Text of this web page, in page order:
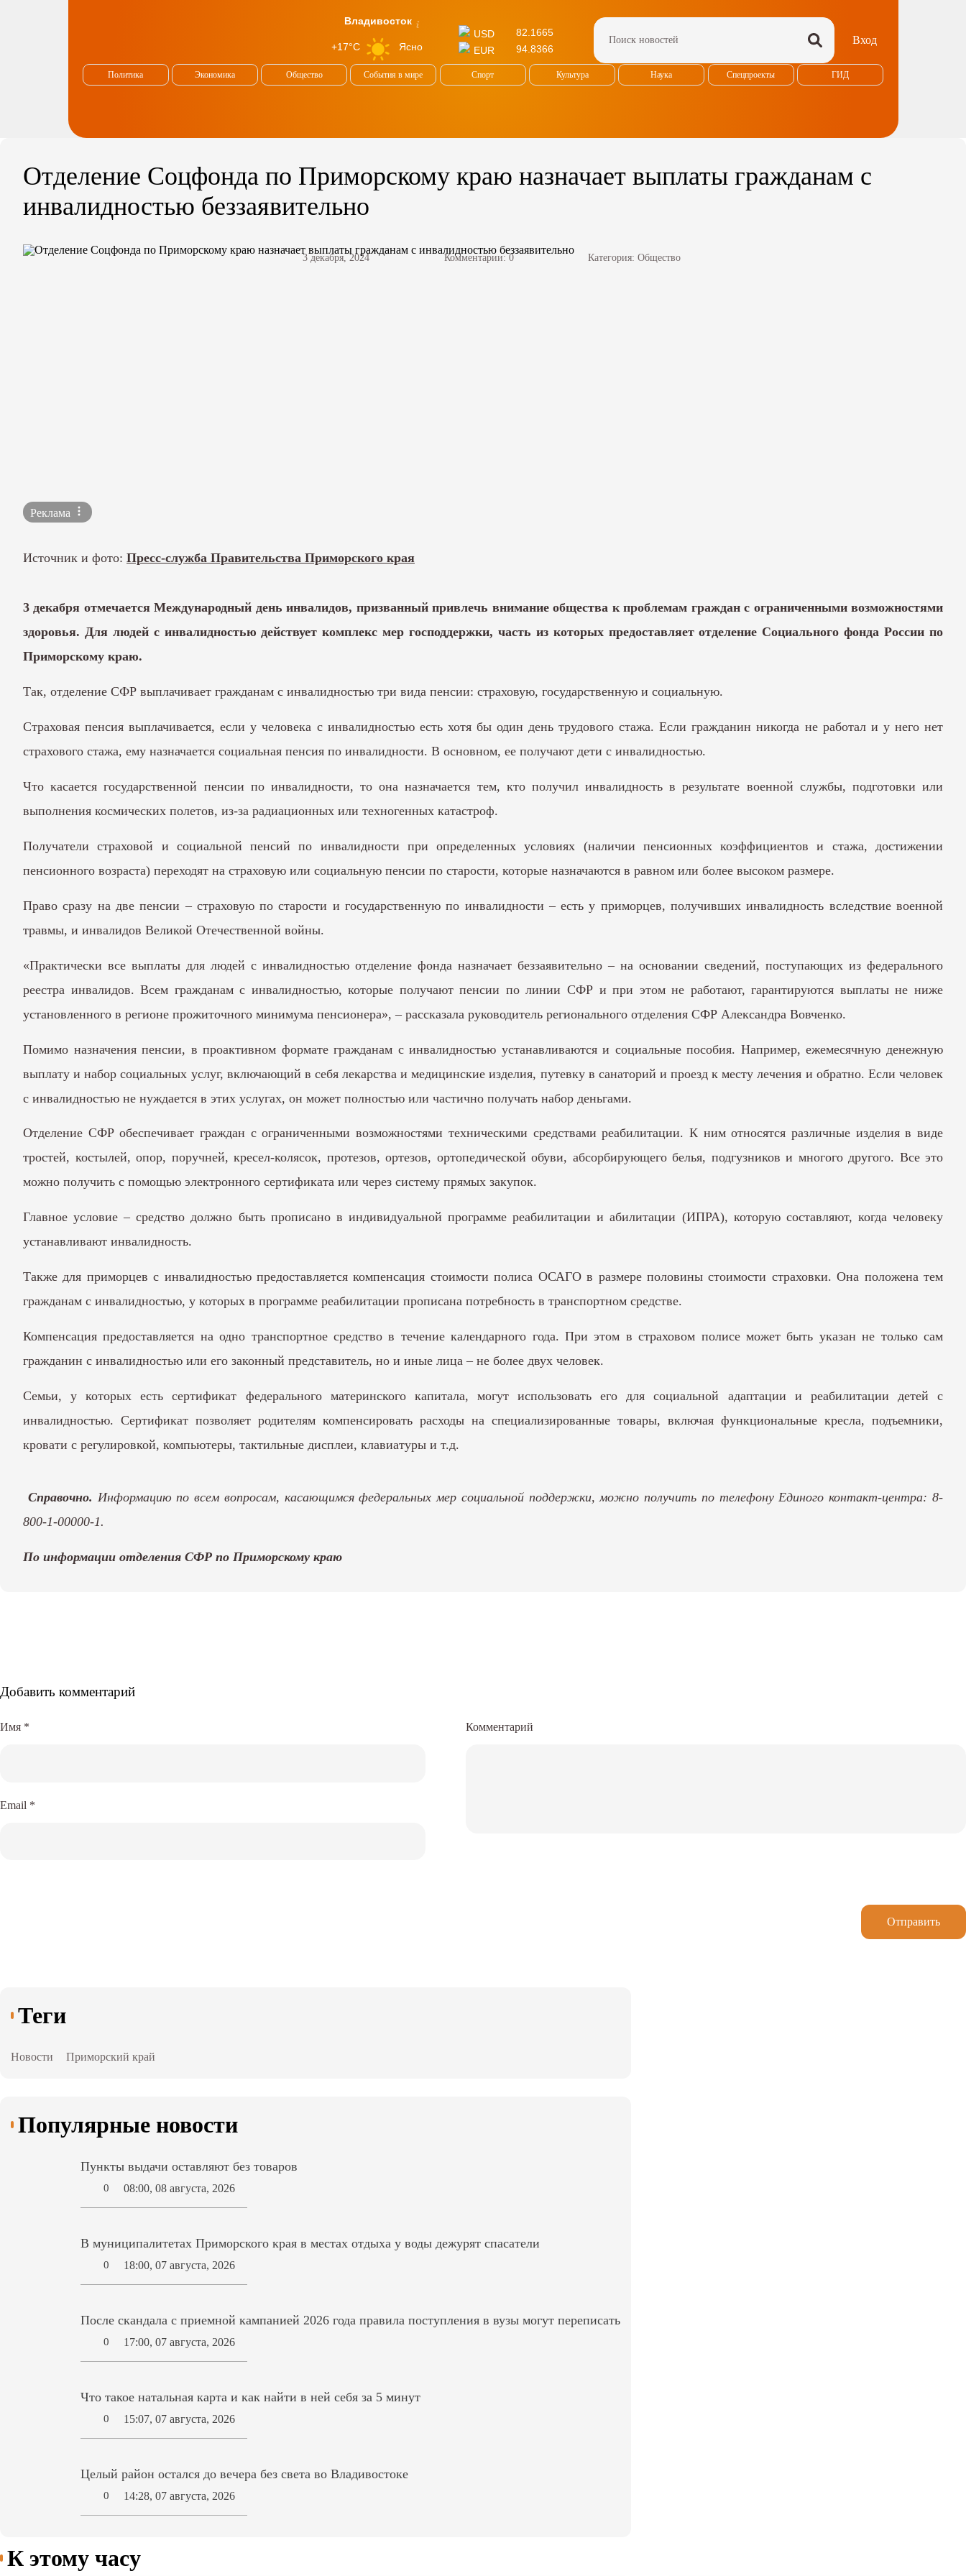
Владивосток
+17°C Ясно
USD
82.1665
EUR
94.8366
Вход
Политика Экономика Общество События в мире Спорт Культура Наука Спецпроекты ГИД
Отделение Соцфонда по Приморскому краю назначает выплаты гражданам с
инвалидностью беззаявительно
3 декабря, 2024 Комментарии: 0 Категория: Общество
Реклама
Источник и фото: Пресс-служба Правительства Приморского края
3 декабря отмечается Международный день инвалидов, призванный привлечь внимание общества к проблемам граждан с ограниченными возможностями
здоровья. Для людей с инвалидностью действует комплекс мер господдержки, часть из которых предоставляет отделение Социального фонда России по
Приморскому краю.
Так, отделение СФР выплачивает гражданам с инвалидностью три вида пенсии: страховую, государственную и социальную.
Страховая пенсия выплачивается, если у человека с инвалидностью есть хотя бы один день трудового стажа. Если гражданин никогда не работал и у него нет
страхового стажа, ему назначается социальная пенсия по инвалидности. В основном, ее получают дети с инвалидностью.
Что касается государственной пенсии по инвалидности, то она назначается тем, кто получил инвалидность в результате военной службы, подготовки или
выполнения космических полетов, из-за радиационных или техногенных катастроф.
Получатели страховой и социальной пенсий по инвалидности при определенных условиях (наличии пенсионных коэффициентов и стажа, достижении
пенсионного возраста) переходят на страховую или социальную пенсии по старости, которые назначаются в равном или более высоком размере.
Право сразу на две пенсии – страховую по старости и государственную по инвалидности – есть у приморцев, получивших инвалидность вследствие военной
травмы, и инвалидов Великой Отечественной войны.
«Практически все выплаты для людей с инвалидностью отделение фонда назначает беззаявительно – на основании сведений, поступающих из федерального
реестра инвалидов. Всем гражданам с инвалидностью, которые получают пенсии по линии СФР и при этом не работают, гарантируются выплаты не ниже
установленного в регионе прожиточного минимума пенсионера», – рассказала руководитель регионального отделения СФР Александра Вовченко.
Помимо назначения пенсии, в проактивном формате гражданам с инвалидностью устанавливаются и социальные пособия. Например, ежемесячную денежную
выплату и набор социальных услуг, включающий в себя лекарства и медицинские изделия, путевку в санаторий и проезд к месту лечения и обратно. Если человек
с инвалидностью не нуждается в этих услугах, он может полностью или частично получать набор деньгами.
Отделение СФР обеспечивает граждан с ограниченными возможностями техническими средствами реабилитации. К ним относятся различные изделия в виде
тростей, костылей, опор, поручней, кресел-колясок, протезов, ортезов, ортопедической обуви, абсорбирующего белья, подгузников и многого другого. Все это
можно получить с помощью электронного сертификата или через систему прямых закупок.
Главное условие – средство должно быть прописано в индивидуальной программе реабилитации и абилитации (ИПРА), которую составляют, когда человеку
устанавливают инвалидность.
Также для приморцев с инвалидностью предоставляется компенсация стоимости полиса ОСАГО в размере половины стоимости страховки. Она положена тем
гражданам с инвалидностью, у которых в программе реабилитации прописана потребность в транспортном средстве.
Компенсация предоставляется на одно транспортное средство в течение календарного года. При этом в страховом полисе может быть указан не только сам
гражданин с инвалидностью или его законный представитель, но и иные лица – не более двух человек.
Семьи, у которых есть сертификат федерального материнского капитала, могут использовать его для социальной адаптации и реабилитации детей с
инвалидностью. Сертификат позволяет родителям компенсировать расходы на специализированные товары, включая функциональные кресла, подъемники,
кровати с регулировкой, компьютеры, тактильные дисплеи, клавиатуры и т.д.
Справочно. Информацию по всем вопросам, касающимся федеральных мер социальной поддержки, можно получить по телефону Единого контакт-центра: 8-
800-1-00000-1.
По информации отделения СФР по Приморскому краю
Добавить комментарий
Комментарий
Имя *
Email *
Отправить
Теги
Новости Приморский край
Популярные новости
Пункты выдачи оставляют без товаров
0 08:00, 08 августа, 2026
В муниципалитетах Приморского края в местах отдыха у воды дежурят спасатели
0 18:00, 07 августа, 2026
После скандала с приемной кампанией 2026 года правила поступления в вузы могут переписать
0 17:00, 07 августа, 2026
Что такое натальная карта и как найти в ней себя за 5 минут
0 15:07, 07 августа, 2026
Целый район остался до вечера без света во Владивостоке
0 14:28, 07 августа, 2026
К этому часу